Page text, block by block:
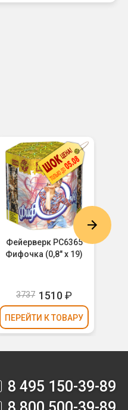
Фейерверк РС6365
Фифочка (0,8" х 19)
3737 1510₽
ПЕРЕЙТИ К ТОВАРУ
8 495 150-39-89